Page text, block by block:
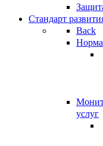
Стандарт
Back
услуг